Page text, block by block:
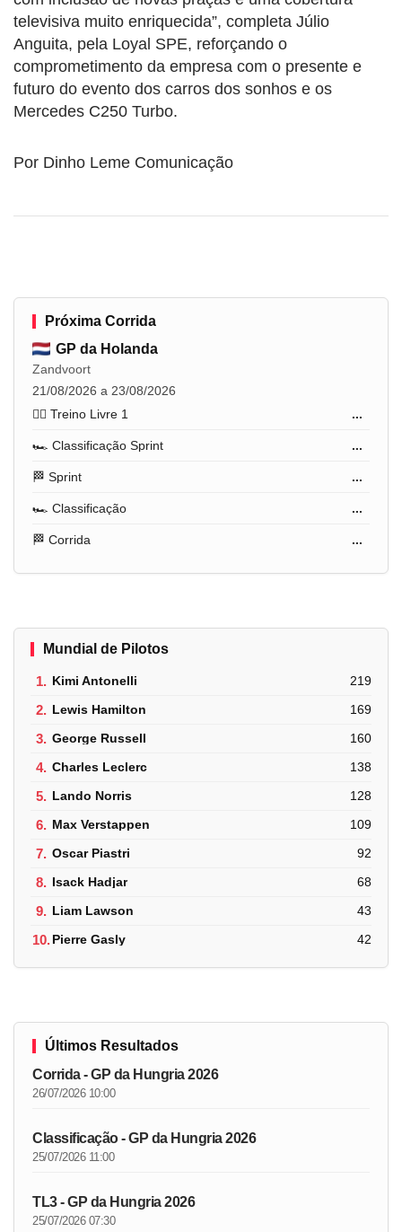
televisiva muito enriquecida”, completa Júlio
Anguita, pela Loyal SPE, reforçando o
comprometimento da empresa com o presente e
futuro do evento dos carros dos sonhos e os
Mercedes C250 Turbo.
Por Dinho Leme Comunicação
Próxima Corrida
GP da Holanda
Zandvoort
21/08/2026 a 23/08/2026
🏋️‍♂️ Treino Livre 1
...
🏎️ Classificação Sprint ...
🏁 Sprint ...
🏎️ Classificação ...
🏁 Corrida ...
Mundial de Pilotos
1. Kimi Antonelli 219
2. Lewis Hamilton 169
3. George Russell 160
4. Charles Leclerc 138
5. Lando Norris 128
6. Max Verstappen 109
7. Oscar Piastri 92
8. Isack Hadjar 68
9. Liam Lawson 43
10.Pierre Gasly 42
Últimos Resultados
Corrida - GP da Hungria 2026
26/07/2026 10:00
Classificação - GP da Hungria 2026
25/07/2026 11:00
TL3 - GP da Hungria 2026
25/07/2026 07:30